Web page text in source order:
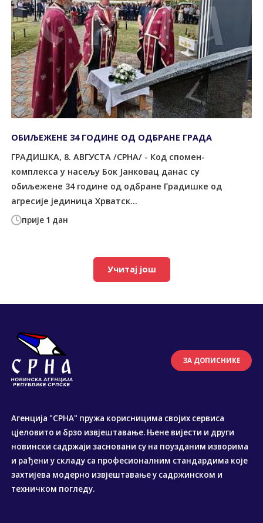
прије 1 дан
ОБИЉЕЖЕНЕ 34 ГОДИНЕ ОД ОДБРАНЕ ГРАДА
ГРАДИШКА, 8. АВГУСТА /СРНА/ - Код спомен-
комплекса у насељу Бок Јанковац данас су
обиљежене 34 године од одбране Градишке од
агресије јединица Хрватск...
Учитај још
ЗА ДОПИСНИКЕ
Агенција "СРНА" пружа корисницима својих сервиса
цјеловито и брзо извјештавање. Њене вијести и други
новински садржаји засновани су на поузданим изворима
и рађени у складу са професионалним стандардима које
захтијева модерно извјештавање у садржинском и
техничком погледу.